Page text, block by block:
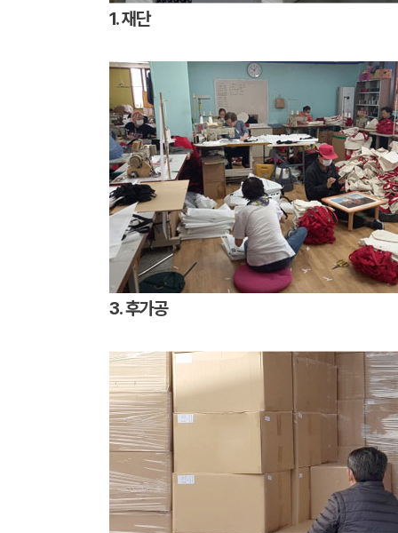
1. 재단
3. 후가공